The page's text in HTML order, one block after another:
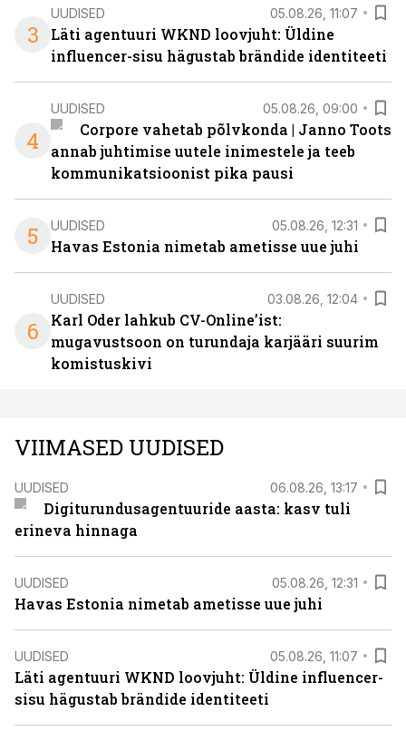
3
UUDISED 05.08.26, 11:07
Läti agentuuri WKND loovjuht: Üldine
influencer-sisu hägustab brändide identiteeti
4
UUDISED 05.08.26, 09:00
Corpore vahetab põlvkonda | Janno Toots
annab juhtimise uutele inimestele ja teeb
kommunikatsioonist pika pausi
5 UUDISED 05.08.26, 12:31
Havas Estonia nimetab ametisse uue juhi
6
UUDISED 03.08.26, 12:04
Karl Oder lahkub CV-Online’ist:
mugavustsoon on turundaja karjääri suurim
komistuskivi
VIIMASED UUDISED
UUDISED 06.08.26, 13:17
Digiturundusagentuuride aasta: kasv tuli
erineva hinnaga
UUDISED 05.08.26, 12:31
Havas Estonia nimetab ametisse uue juhi
UUDISED 05.08.26, 11:07
Läti agentuuri WKND loovjuht: Üldine influencer-
sisu hägustab brändide identiteeti